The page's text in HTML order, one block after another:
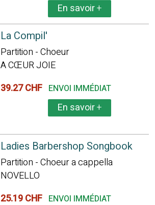
En savoir+
La Compil'
Partition - Choeur
A CŒUR JOIE
39.27 CHF ENVOI IMMÉDIAT
En savoir+
Ladies Barbershop Songbook
Partition - Choeur a cappella
NOVELLO
25.19 CHF ENVOI IMMÉDIAT